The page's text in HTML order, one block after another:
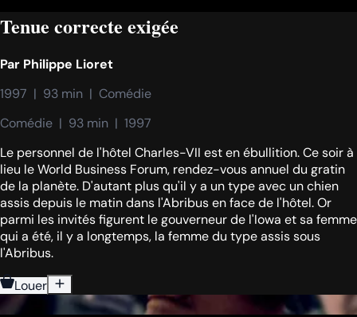
Tenue correcte exigée
Par Philippe Lioret
1997  |  93 min  |  Comédie
Comédie  |  93 min  |  1997
Le personnel de l'hôtel Charles-VII est en ébullition. Ce soir à
lieu le World Business Forum, rendez-vous annuel du gratin
de la planète. D'autant plus qu'il y a un type avec un chien
assis depuis le matin dans l'Abribus en face de l'hôtel. Or
parmi les invités figurent le gouverneur de l'Iowa et sa femme
qui a été, il y a longtemps, la femme du type assis sous
l'Abribus.
Louer